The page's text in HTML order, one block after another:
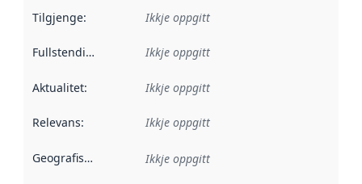
Tilgjenge: Ikkje oppgitt
Fullstendigheit Ikkje oppgitt
Aktualitet: Ikkje oppgitt
Relevans: Ikkje oppgitt
Geografisk område Ikkje oppgitt